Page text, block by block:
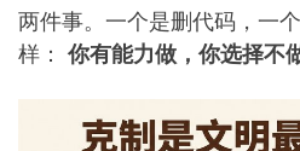
两件事。一个是删代码，一
样： 你有能力做，你选择不